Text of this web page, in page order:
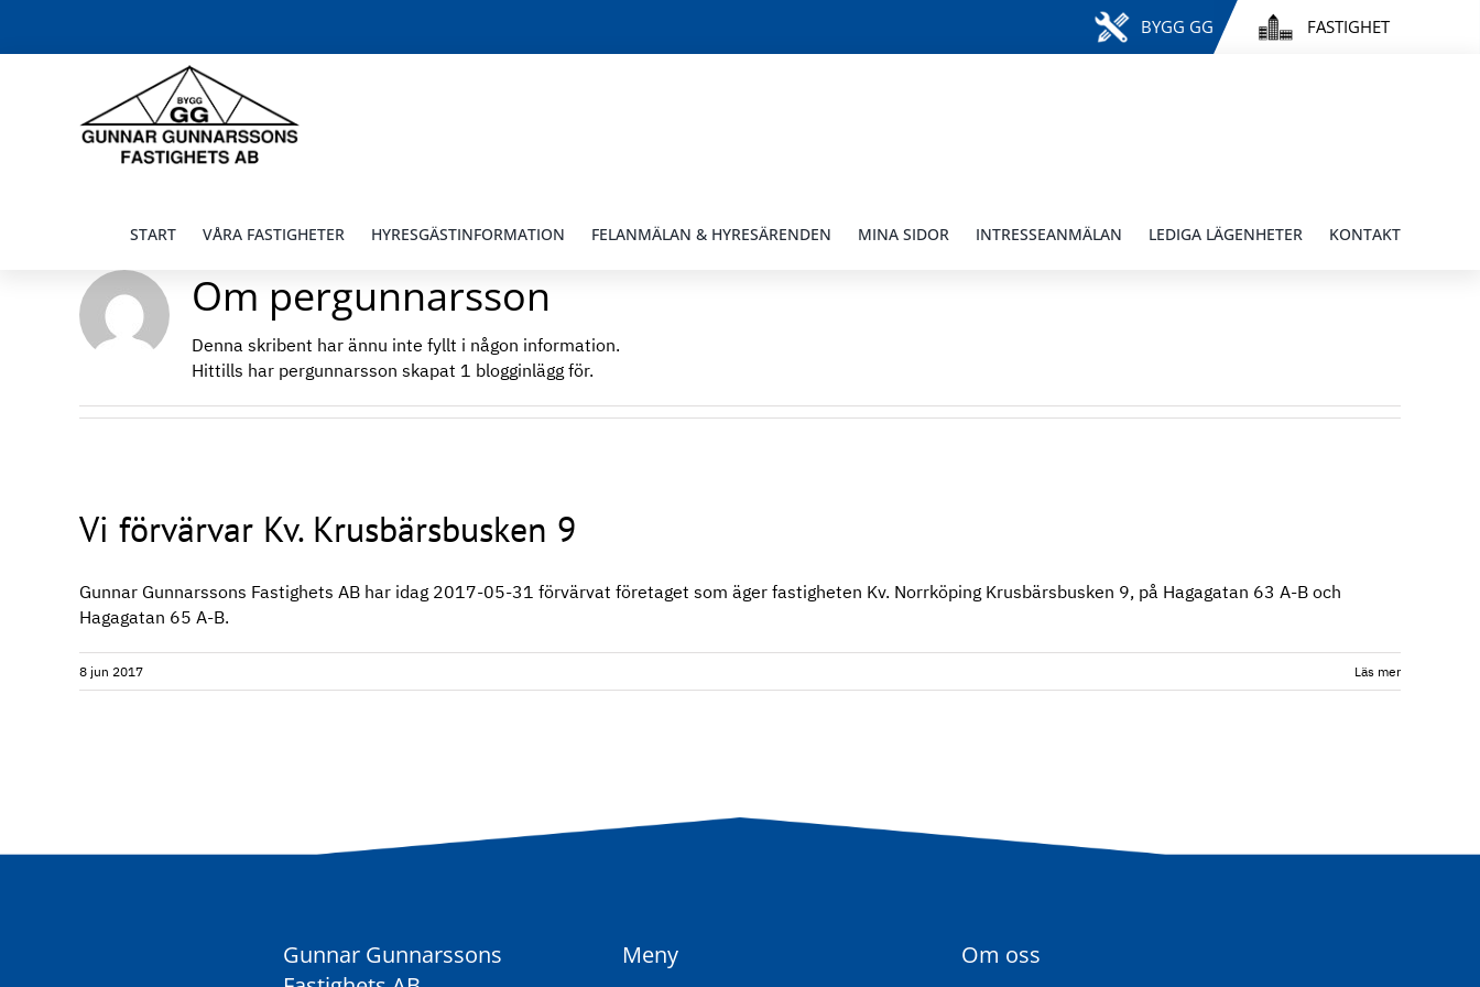
BYGG GG FASTIGHET
START VÅRA FASTIGHETER HYRESGÄSTINFORMATION FELANMÄLAN & HYRESÄRENDEN MINA SIDOR INTRESSEANMÄLAN LEDIGA LÄGENHETER KONTAKT
Om pergunnarsson
Denna skribent har ännu inte fyllt i någon information.
Hittills har pergunnarsson skapat 1 blogginlägg för.
Vi förvärvar Kv. Krusbärsbusken 9
Gunnar Gunnarssons Fastighets AB har idag 2017-05-31 förvärvat företaget som äger fastigheten Kv. Norrköping Krusbärsbusken 9, på Hagagatan 63 A-B och
Hagagatan 65 A-B.
8 jun 2017 Läs mer
Gunnar Gunnarssons
Meny Om oss